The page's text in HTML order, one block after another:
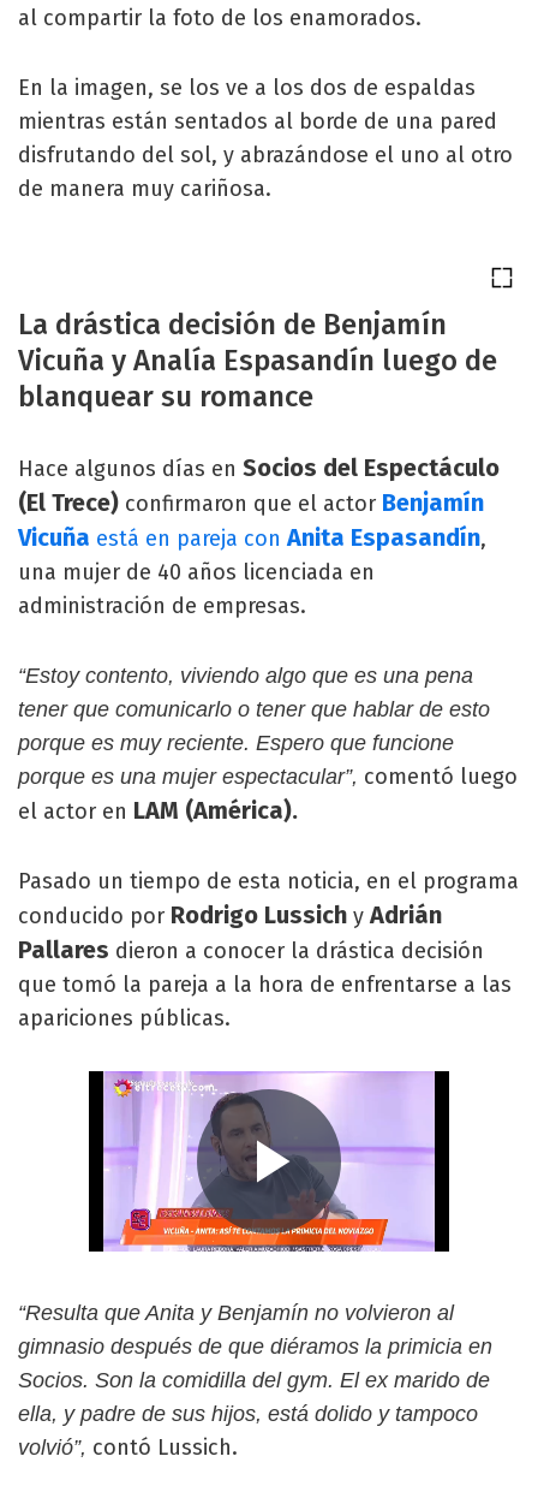
al compartir la foto de los enamorados.
En la imagen, se los ve a los dos de espaldas
mientras están sentados al borde de una pared
disfrutando del sol, y abrazándose el uno al otro
de manera muy cariñosa.
La drástica decisión de Benjamín
Vicuña y Analía Espasandín luego de
blanquear su romance
Hace algunos días en Socios del Espectáculo
(El Trece) confirmaron que el actor Benjamín
Vicuña está en pareja conAnita Espasandín,
una mujer de 40 años licenciada en
administración de empresas.
“Estoy contento, viviendo algo que es una pena
tener que comunicarlo o tener que hablar de esto
porque es muy reciente. Espero que funcione
porque es una mujer espectacular”, comentó luego
el actor en LAM (América).
Pasado un tiempo de esta noticia, en el programa
conducido por Rodrigo Lussich yAdrián
Pallares dieron a conocer la drástica decisión
que tomó la pareja a la hora de enfrentarse a las
apariciones públicas.
“Resulta que Anita y Benjamín no volvieron al
gimnasio después de que diéramos la primicia en
Socios. Son la comidilla del gym. El ex marido de
ella, y padre de sus hijos, está dolido y tampoco
volvió”, contó Lussich.